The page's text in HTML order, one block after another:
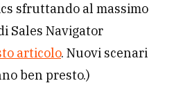
sfruttando al massimo
Sales Navigator
articolo. Nuovi scenari
ben presto.)